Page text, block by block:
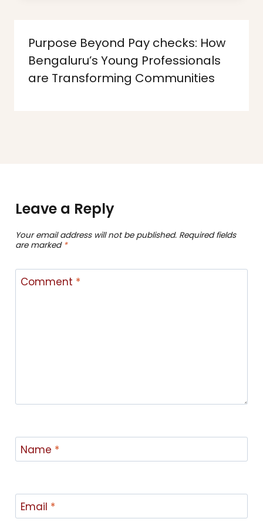
Purpose Beyond Pay checks: How
Bengaluru’s Young Professionals
are Transforming Communities
Leave a Reply
Your email address will not be published. Required fields
are marked *
Comment *
Name *
Email *